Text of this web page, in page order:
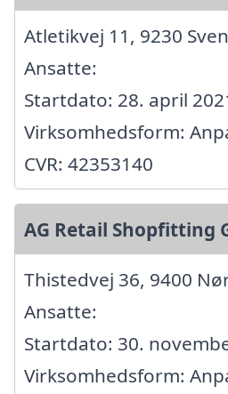
Atletikvej 11, 9230
Ansatte:
Startdato: 28. april
Virksomhedsform:
CVR: 42353140
AG Retail Shopfitting
Thistedvej 36, 9400
Ansatte:
Startdato: 30.
Virksomhedsform: